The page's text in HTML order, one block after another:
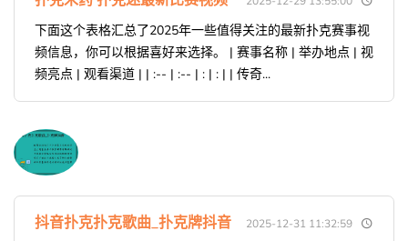
下面这个表格汇总了2025年一些值得关注的最新扑克赛事视
频信息，你可以根据喜好来选择。 | 赛事名称 | 举办地点 | 视
频亮点 | 观看渠道 | | :-- | :-- | : | : | | 传奇...
抖音扑克扑克歌曲_扑克牌抖音 2025-12-31 11:32:59